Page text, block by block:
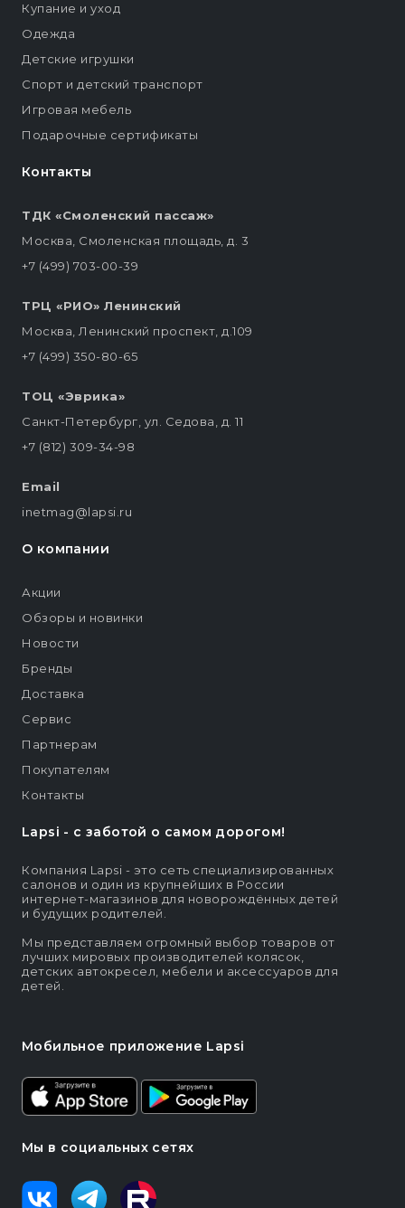
Lapsi - c заботой о самом дорогом!
Компания Lapsi - это сеть специализированных
салонов и один из крупнейших в России
интернет-магазинов для новорождённых детей
и будущих родителей.
Мы представляем огромный выбор товаров от
лучших мировых производителей колясок,
детских автокресел, мебели и аксессуаров для
детей.
Мобильное приложение Lapsi
Мы в социальных сетях
Контакты
ТДК «Смоленский пассаж»
Москва, Смоленская площадь, д. 3
+7 (499) 703-00-39
ТРЦ «РИО» Ленинский
Москва, Ленинский проспект, д.109
+7 (499) 350-80-65
ТОЦ «Эврика»
Санкт-Петербург, ул. Седова, д. 11
+7 (812) 309-34-98
Email
inetmag@lapsi.ru
Купание и уход
Одежда
Детские игрушки
Спорт и детский транспорт
Игровая мебель
Подарочные сертификаты
О компании
Акции
Обзоры и новинки
Новости
Бренды
Доставка
Сервис
Партнерам
Покупателям
Контакты